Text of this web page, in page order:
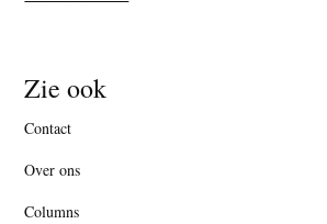
Zie ook
Contact
Over ons
Columns